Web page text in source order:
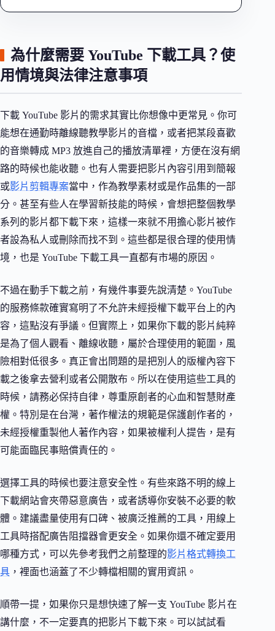
為什麼需要 YouTube 下載工具？使
用情境與法律注意事項
下載 YouTube 影片的需求其實比你想像中更常見。你可
能想在通勤時離線聽教學影片的音檔，或者把某段喜歡
的音樂轉成 MP3 放進自己的播放清單裡，方便在沒有網
路的時候也能收聽。也有人需要把影片內容引用到簡報
或影片剪輯專案當中，作為教學素材或是作品集的一部
分。甚至有些人在學習新技能的時候，會想把整個教學
系列的影片都下載下來，這樣一來就不用擔心影片被作
者設為私人或刪除而找不到。這些都是很合理的使用情
境，也是 YouTube 下載工具一直都有市場的原因。
不過在動手下載之前，有幾件事要先說清楚。YouTube
的服務條款確實寫明了不允許未經授權下載平台上的內
容，這點沒有爭議。但實際上，如果你下載的影片純粹
是為了個人觀看、離線收聽，屬於合理使用的範圍，風
險相對低很多。真正會出問題的是把別人的版權內容下
載之後拿去營利或者公開散布。所以在使用這些工具的
時候，請務必保持自律，尊重原創者的心血和智慧財產
權。特別是在台灣，著作權法的規範是保護創作者的，
未經授權重製他人著作內容，如果被權利人提告，是有
可能面臨民事賠償責任的。
選擇工具的時候也要注意安全性。有些來路不明的線上
下載網站會夾帶惡意廣告，或者誘導你安裝不必要的軟
體。建議盡量使用有口碑、被廣泛推薦的工具，用線上
工具時搭配廣告阻擋器會更安全。如果你還不確定要用
哪種方式，可以先參考我們之前整理的影片格式轉換工
具 ，裡面也涵蓋了不少轉檔相關的實用資訊。
順帶一提，如果你只是想快速了解一支 YouTube 影片在
講什麼，不一定要真的把影片下載下來。可以試試看